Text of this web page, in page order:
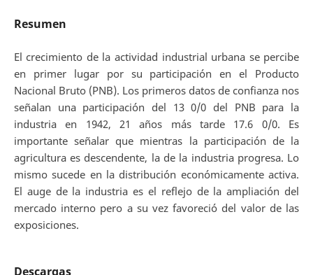
Resumen
El crecimiento de la actividad industrial urbana se percibe
en primer lugar por su participación en el Producto
Nacional Bruto (PNB). Los primeros datos de confianza nos
señalan una participación del 13 0/0 del PNB para la
industria en 1942, 21 años más tarde 17.6 0/0. Es
importante señalar que mientras la participación de la
agricultura es descendente, la de la industria progresa. Lo
mismo sucede en la distribución económicamente activa.
El auge de la industria es el reflejo de la ampliación del
mercado interno pero a su vez favoreció del valor de las
exposiciones.
Descargas